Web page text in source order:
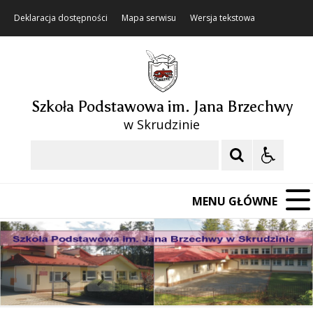
Deklaracja dostępności Mapa serwisu Wersja tekstowa
Szkoła Podstawowa im. Jana Brzechwy
w Skrudzinie
MENU GŁÓWNE
Poprzedni Element
Następny Element
❚❚